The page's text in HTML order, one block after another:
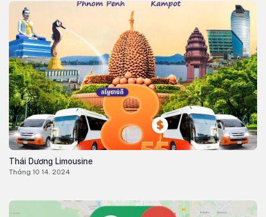
Thái Dương Limousine
Tháng 10 14, 2024